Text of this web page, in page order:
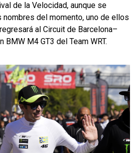
de la Velocidad, aunque se
del momento, uno de ellos
al Circuit de Barcelona–
BMW M4 GT3 del Team WRT.